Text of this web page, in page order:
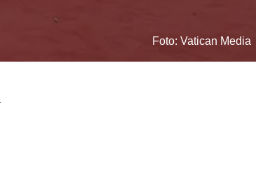
Foto: Vatican Media